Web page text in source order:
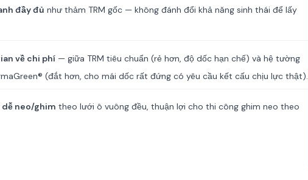
đầy đủ như thảm TRM gốc — không đánh đổi khả năng sinh thái để lấy
về chi phí — giữa TRM tiêu chuẩn (rẻ hơn, độ dốc hạn chế) và hệ tường
(đắt hơn, cho mái dốc rất đứng có yêu cầu kết cấu chịu lực thật).
neo/ghim theo lưới ô vuông đều, thuận lợi cho thi công ghim neo theo